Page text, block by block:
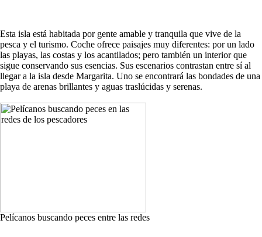
Esta isla está habitada por gente amable y tranquila que vive de la
pesca y el turismo. Coche ofrece paisajes muy diferentes: por un lado
las playas, las costas y los acantilados; pero también un interior que
sigue conservando sus esencias. Sus escenarios contrastan entre sí al
llegar a la isla desde Margarita. Uno se encontrará las bondades de una
playa de arenas brillantes y aguas traslúcidas y serenas.
Pelícanos buscando peces entre las redes